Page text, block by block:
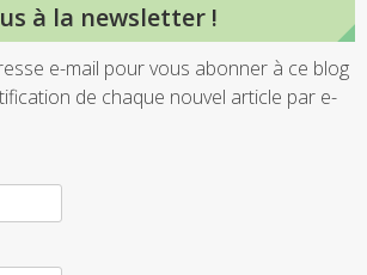
à la newsletter !
e-mail pour vous abonner à ce blog
de chaque nouvel article par e-